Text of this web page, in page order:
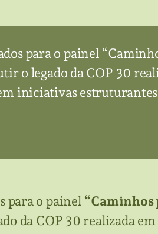
para o painel
o legado da COP 30
iniciativas
para o painel “Caminhos
da COP 30 realizada